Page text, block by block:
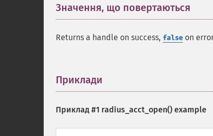
Значення, що повертаються
Returns a handle on success, false on
Приклади
Приклад #1 radius_acct_open() example